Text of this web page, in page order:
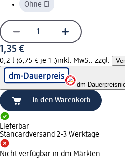
Ohne Ei
1,35 €
0,2 l (6,75 € je 1 l)inkl. MwSt. zzgl.
dm-Dauerpreis
In den Warenkorb
Lieferbar
Standardversand 2-3 Werktage
Nicht verfügbar in dm-Märkten